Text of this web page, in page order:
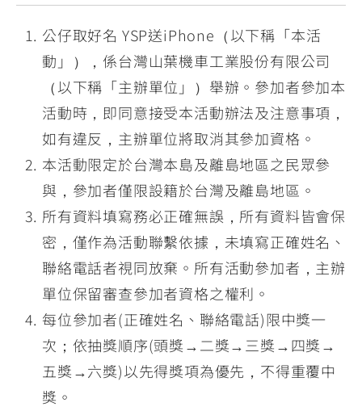
公仔取好名 YSP送iPhone（以下稱「本活
動」），係台灣山葉機車工業股份有限公司
（以下稱「主辦單位」）舉辦。參加者參加本
活動時，即同意接受本活動辦法及注意事項，
如有違反，主辦單位將取消其參加資格。
本活動限定於台灣本島及離島地區之民眾參
與，參加者僅限設籍於台灣及離島地區。
所有資料填寫務必正確無誤，所有資料皆會保
密，僅作為活動聯繫依據，未填寫正確姓名、
聯絡電話者視同放棄。所有活動參加者，主辦
單位保留審查參加者資格之權利。
每位參加者(正確姓名、聯絡電話)限中獎一
次；依抽獎順序(頭獎→二獎→三獎→四獎→
五獎→六獎)以先得獎項為優先，不得重覆中
獎。